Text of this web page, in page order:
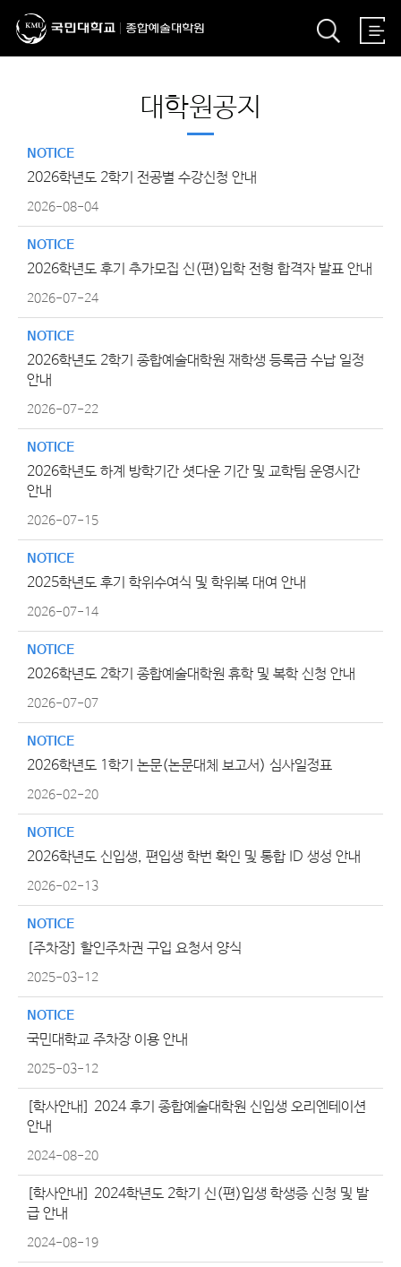
대학원공지
NOTICE
2026학년도 2학기 전공별 수강신청 안내
2026-08-04
NOTICE
2026학년도 후기 추가모집 신(편)입학 전형 합격자 발표 안내
2026-07-24
NOTICE
2026학년도 2학기 종합예술대학원 재학생 등록금 수납 일정
안내
2026-07-22
NOTICE
2026학년도 하계 방학기간 셧다운 기간 및 교학팀 운영시간
안내
2026-07-15
NOTICE
2025학년도 후기 학위수여식 및 학위복 대여 안내
2026-07-14
NOTICE
2026학년도 2학기 종합예술대학원 휴학 및 복학 신청 안내
2026-07-07
NOTICE
2026학년도 1학기 논문(논문대체 보고서) 심사일정표
2026-02-20
NOTICE
2026학년도 신입생, 편입생 학번 확인 및 통합 ID 생성 안내
2026-02-13
NOTICE
[주차장] 할인주차권 구입 요청서 양식
2025-03-12
NOTICE
국민대학교 주차장 이용 안내
2025-03-12
[학사안내] 2024 후기 종합예술대학원 신입생 오리엔테이션
안내
2024-08-20
[학사안내] 2024학년도 2학기 신(편)입생 학생증 신청 및 발
급 안내
2024-08-19